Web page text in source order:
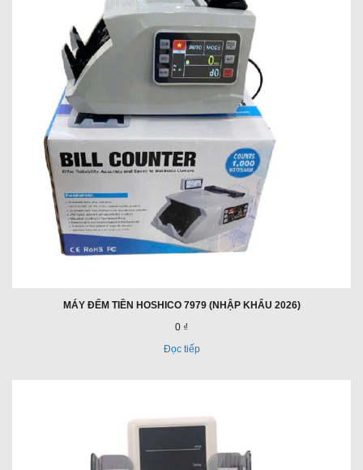
MÁY ĐẾM TIỀN HOSHICO 7979 (NHẬP KHẨU 2026)
0 ₫
Đọc tiếp